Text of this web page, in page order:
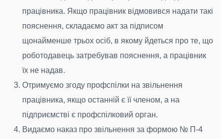
працівника. Якщо працівник відмовився надати такі
пояснення, складаємо акт за підписом
щонайменше трьох осіб, в якому йдеться про те, що
роботодавець затребував пояснення, а працівник
їх не надав.
Отримуємо згоду профспілки на звільнення
працівника, якщо останній є її членом, а на
підприємстві є профспілковий орган.
Видаємо наказ про звільнення за формою № П-4